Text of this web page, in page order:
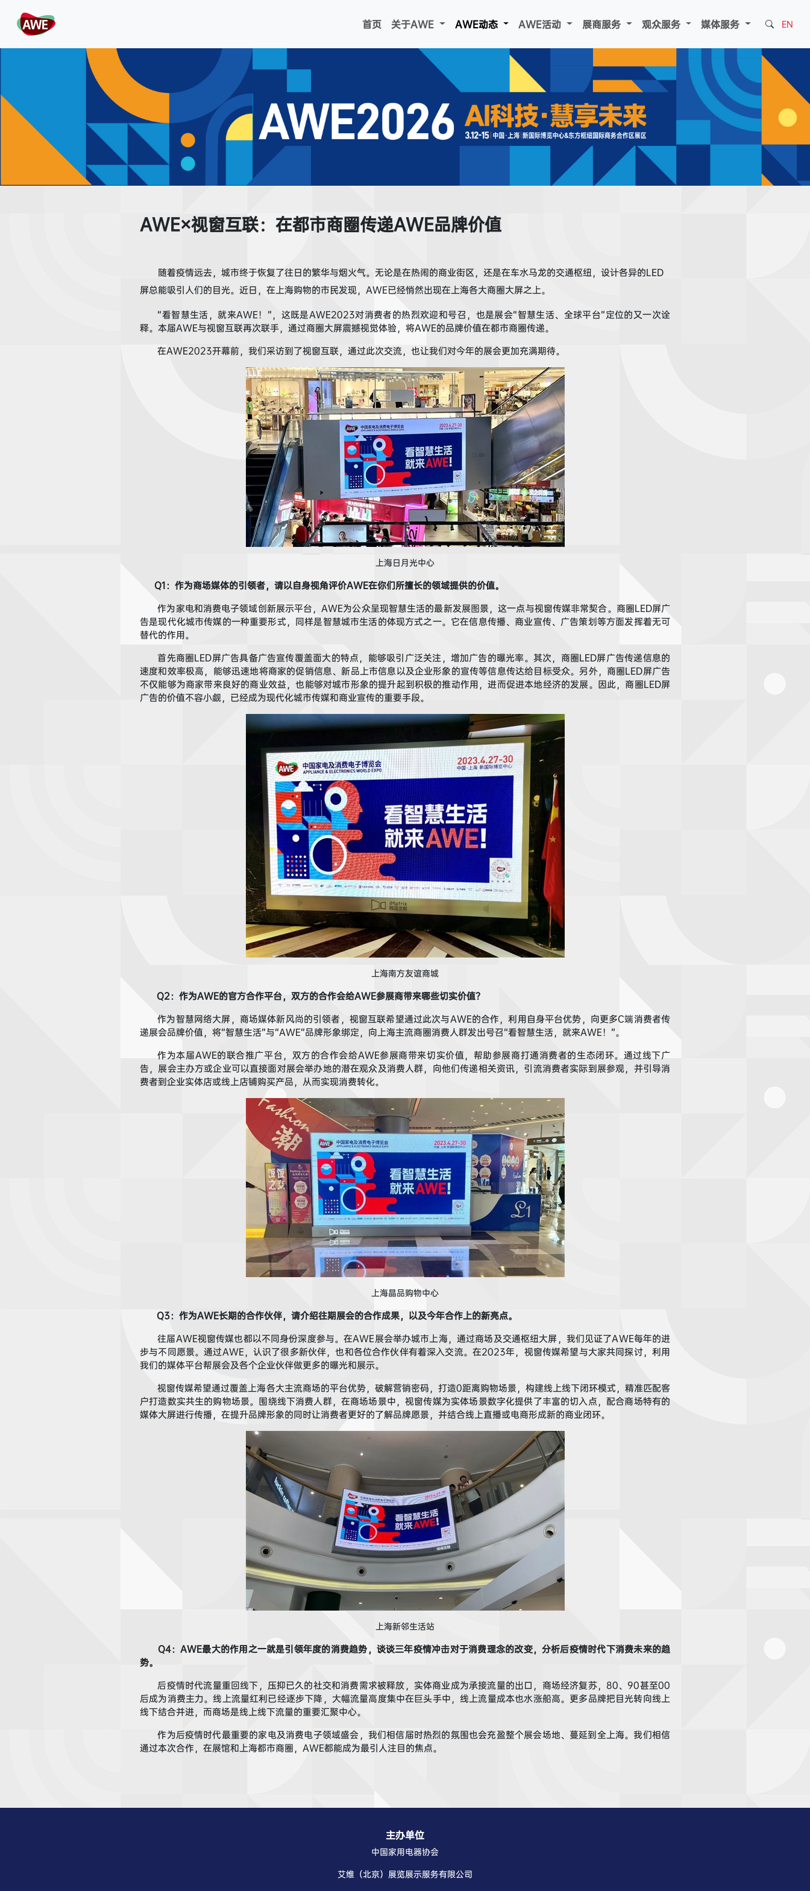
首页 关于AWE AWE动态 AWE活动 展商服务 观众服务 媒体服务 EN
AWE×视窗互联：在都市商圈传递AWE品牌价值
随着疫情远去， 城市终于恢复了往日的繁华与烟火气。 无论是在热闹的商业街区，还是在车水马龙的交通枢纽，设计各异的LED
屏总能吸引人们的目光。 近日 ，在上海购物的市民发现，AWE已经悄然出现在上海各大商圈大屏之上。
“看智慧生活，就来AWE！ ” ，这既是AWE2023对消费者的热烈欢迎和号召，也是展会“智慧生活、全球平台”定位的又一次诠
释。 本届AWE与视窗互联再次联手，通过商圈大屏震撼视觉体验，将AWE的品牌价值在都市商圈传递。
在AWE2023开幕前，我们采访到了视窗互联，通过此次交流，也让我们对今年的展会更加充满期待。
上海日月光中心
Q1： 作为商场媒体的引领者，请以自身视角评价AWE在你们所擅长的领域提供的价值。
作为家电和消费电子领域创新展示平台，AWE为公众呈现智慧生活的最新发展图景，这一点与视窗传媒非常契合。 商圈LED屏广
告是现代化城市传媒的一种重要形式， 同样是智慧城市生活的体现方式之一。 它在信息传播、商业宣传、广告策划等方面发挥着无可
替代的作用。
首先商圈LED屏广告具备广告宣传覆盖面大的特点，能够吸引广泛关注，增加广告的曝光率。 其次，商圈LED屏广告传递信息的
速度和效率极高，能够迅速地将商家的促销信息、新品上市信息以及企业形象的宣传等信息传达给目标受众。另外，商圈LED屏广告
不仅能够为商家带来良好的商业效益，也能够对城市形象的提升起到积极的推动作用，进而促进本地经济的发展。因此，商圈LED屏
广告的价值不容小觑，已经成为现代化城市传媒和商业宣传的重要手段。
上海南方友谊商城
Q2： 作为AWE的官方合作平台，双方的合作会给AWE参展商带来哪些切实价值？
作为智慧网络大屏，商场媒体新风尚的引领者 ， 视窗互联希望通过此次与AWE的合作，利用自身平台优势，向更多C端消费者传
递展会品牌价值 ， 将“智慧生活”与“AWE”品牌形象绑定， 向上海主流商圈消费人群发出号召“看智慧生活，就来AWE！”。
作为本届AWE的联合推广平台，双方的合作会给AWE参展商带来切实价值 ， 帮助参展商打通消费者的生态闭环。 通过线下广
告， 展会主办方或企业可以直接面对展会举办地的潜在观众及消费人群，向他们传递相关资讯， 引流消费者实际到展参观， 并引导消
费者到企业实体店或线上店铺购买产品，从而实现消费转化。
上海晶品购物中心
Q3： 作为AWE长期的合作伙伴， 请介绍往期展会的合作成果，以及今年合作上的新亮点。
往届AWE视窗传媒也都以不同身份深度参与。在AWE展会举办城市上海，通过商场及交通枢纽大屏 ，我们见证了AWE每年的进
步与不同愿景。通过AWE ， 认识了很多新伙伴，也和各位合作伙伴有着深入交流。 在2023年 ，视窗传媒希望与大家共同探讨， 利用
我们的媒体平台帮展会及各个企业伙伴做更多的曝光和展示。
视窗传媒希望通过覆盖上海各大主流商场的平台优势， 破解营销密码，打造0距离购物场景， 构建线上线下闭环模式，精准匹配客
户打造数实共生的购物场景。 围绕线下消费人群，在商场场景中 ，视窗传媒为实体场景数字化提供了丰富的切入点，配合商场特有的
媒体大屏进行传播， 在提升品牌形象的同时让消费者更好的了解品牌愿景， 并结合线上直播或电商形成新的商业闭环。
上海新邻生活站
Q4：AWE最大的作用之一就是引领年度的消费趋势，谈谈三年疫情冲击对于消费理念的改变，分析后疫情时代下消费未来的趋
势。
后疫情时代流量重回线下，压抑已久的社交和消费需求被释放，实体商业成为承接流量的出口，商场经济复苏，80、90甚至00
后成为消费主力。线上流量红利已经逐步下降，大幅流量高度集中在巨头手中，线上流量成本也水涨船高。 更多品牌把目光转向线上
线下结合并进，而商场是线上线下流量的重要汇聚中心。
作为后疫情时代最重要的家电及消费电子领域盛会，我们相信届时热烈的氛围也会充盈整个展会场地、蔓延到全上海。我们相信
通过本次合作，在展馆和上海都市商圈，AWE都能成为最引人注目的焦点。
主办单位
中国家用电器协会
艾维（北京）展览展示服务有限公司